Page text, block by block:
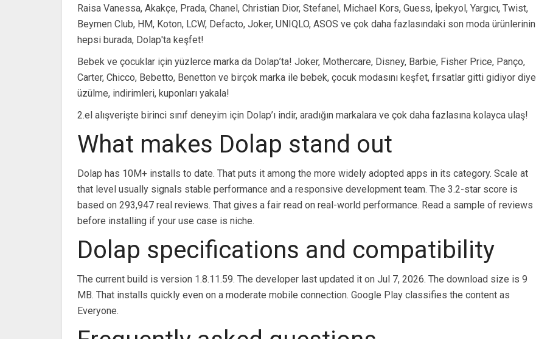
Raisa Vanessa, Akakçe, Prada, Chanel, Christian Dior, Stefanel, Michael Kors, Guess, İpekyol, Yargıcı, Twist,
Beymen Club, HM, Koton, LCW, Defacto, Joker, UNIQLO, ASOS ve çok daha fazlasındaki son moda ürünlerinin
hepsi burada, Dolap'ta keşfet!
Bebek ve çocuklar için yüzlerce marka da Dolap’ta! Joker, Mothercare, Disney, Barbie, Fisher Price, Panço,
Carter, Chicco, Bebetto, Benetton ve birçok marka ile bebek, çocuk modasını keşfet, fırsatlar gitti gidiyor diye
üzülme, indirimleri, kuponları yakala!
2.el alışverişte birinci sınıf deneyim için Dolap’ı indir, aradığın markalara ve çok daha fazlasına kolayca ulaş!
What makes Dolap stand out
Dolap has 10M+ installs to date. That puts it among the more widely adopted apps in its category. Scale at
that level usually signals stable performance and a responsive development team. The 3.2-star score is
based on 293,947 real reviews. That gives a fair read on real-world performance. Read a sample of reviews
before installing if your use case is niche.
Dolap specifications and compatibility
The current build is version 1.8.11.59. The developer last updated it on Jul 7, 2026. The download size is 9
MB. That installs quickly even on a moderate mobile connection. Google Play classifies the content as
Everyone.